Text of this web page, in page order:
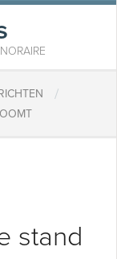
/
stand